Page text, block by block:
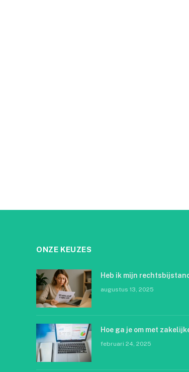
ONZE KEUZES
Heb ik mijn
augustus 13, 2025
Hoe ga je om met
februari 24, 2025